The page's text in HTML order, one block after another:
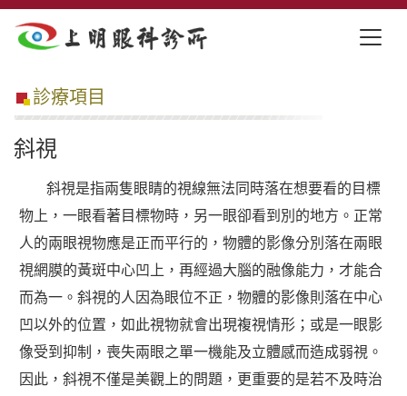
診療項目
斜視
斜視是指兩隻眼睛的視線無法同時落在想要看的目標
物上，一眼看著目標物時，另一眼卻看到別的地方。正常
人的兩眼視物應是正而平行的，物體的影像分別落在兩眼
視網膜的黃斑中心凹上，再經過大腦的融像能力，才能合
而為一。斜視的人因為眼位不正，物體的影像則落在中心
凹以外的位置，如此視物就會出現複視情形；或是一眼影
像受到抑制，喪失兩眼之單一機能及立體感而造成弱視。
因此，斜視不僅是美觀上的問題，更重要的是若不及時治